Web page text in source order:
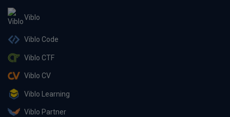
Viblo
Viblo Code
Viblo CTF
Viblo CV
Viblo Learning
Viblo Partner